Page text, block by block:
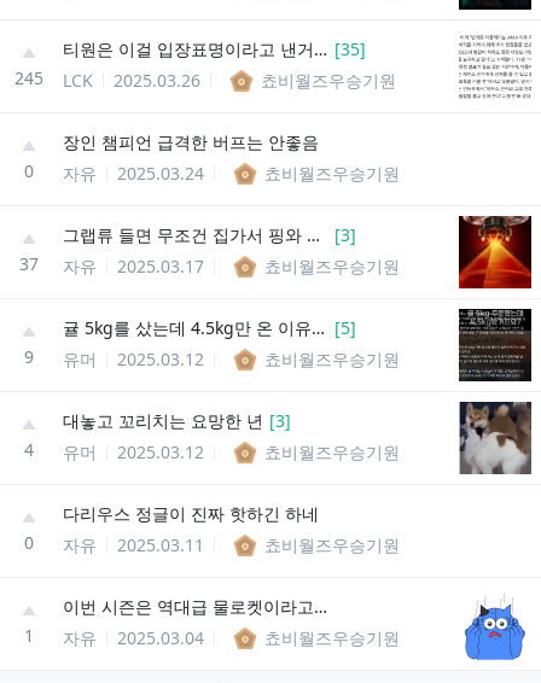
245
티원은 이걸 입장표명이라고 낸거임? [35]
LCK
2025.03.26 쵸비월즈우승기원
0
장인 챔피언 급격한 버프는 안좋음
자유
2025.03.24 쵸비월즈우승기원
37
그랩류 들면 무조건 집가서 핑와 2개씩 사야지 [3]
자유
2025.03.17 쵸비월즈우승기원
9
귤 5kg를 샀는데 4.5kg만 온 이유.jpg [5]
유머
2025.03.12 쵸비월즈우승기원
4
대놓고 꼬리치는 요망한 년 [3]
유머
2025.03.12 쵸비월즈우승기원
0
다리우스 정글이 진짜 핫하긴 하네
자유
2025.03.11 쵸비월즈우승기원
1
이번 시즌은 역대급 물로켓이라고 본다.
자유
2025.03.04 쵸비월즈우승기원